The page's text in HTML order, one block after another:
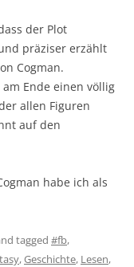
der Plot
präziser erzählt
Cogman.
Ende einen völlig
allen Figuren
auf den
habe ich als
tagged #fb,
,Geschichte, Lesen,